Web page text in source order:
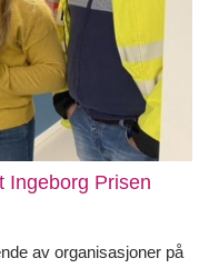
Ingeborg Prisen
av organisasjoner på